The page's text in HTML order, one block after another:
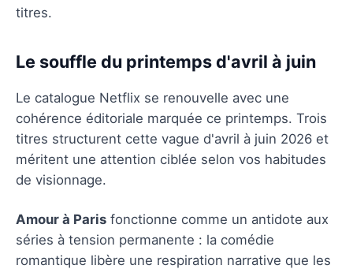
titres.
Le souffle du printemps d'avril à juin
Le catalogue Netflix se renouvelle avec une
cohérence éditoriale marquée ce printemps. Trois
titres structurent cette vague d'avril à juin 2026 et
méritent une attention ciblée selon vos habitudes
de visionnage.
Amour à Paris fonctionne comme un antidote aux
séries à tension permanente : la comédie
romantique libère une respiration narrative que les